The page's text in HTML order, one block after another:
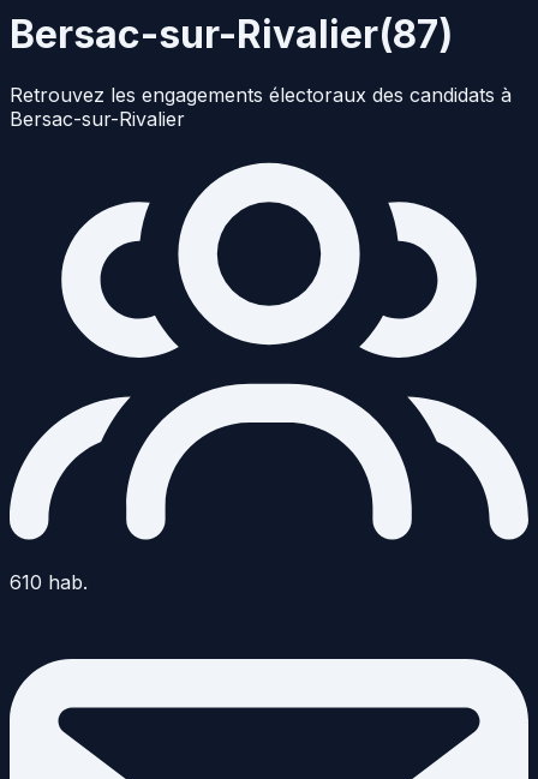
Bersac-sur-Rivalier(87)
Retrouvez les engagements électoraux des candidats à
Bersac-sur-Rivalier
610 hab.